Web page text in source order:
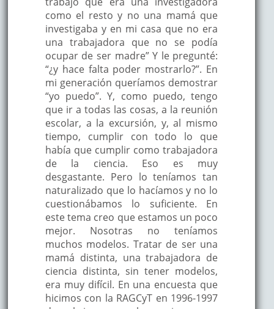
como el resto y no una mamá que
investigaba y en mi casa que no era
una trabajadora que no se podía
ocupar de ser madre” Y le pregunté:
“¿y hace falta poder mostrarlo?”. En
mi generación queríamos demostrar
“yo puedo”. Y, como puedo, tengo
que ir a todas las cosas, a la reunión
escolar, a la excursión, y, al mismo
tiempo, cumplir con todo lo que
había que cumplir como trabajadora
de la ciencia. Eso es muy
desgastante. Pero lo teníamos tan
naturalizado que lo hacíamos y no lo
cuestionábamos lo suficiente. En
este tema creo que estamos un poco
mejor. Nosotras no teníamos
muchos modelos. Tratar de ser una
mamá distinta, una trabajadora de
ciencia distinta, sin tener modelos,
era muy difícil. En una encuesta que
hicimos con la RAGCyT en 1996-1997